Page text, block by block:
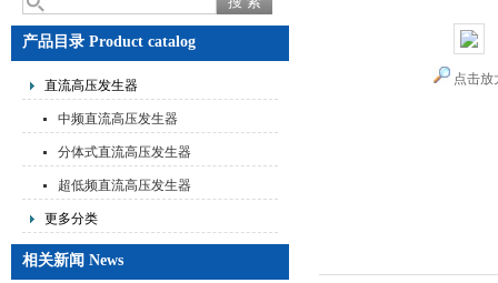
产品目录 Product catalog
直流高压发生器
中频直流高压发生器
分体式直流高压发生器
超低频直流高压发生器
更多分类
相关新闻 News
点击放